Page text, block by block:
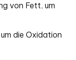
von Fett, um
die Oxidation